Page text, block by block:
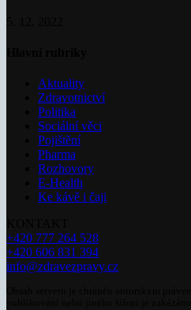
Aktuality
Zdravotnictví
Politika
Sociální věci
Pojištění
Pharma
Rozhovory
E-Health
Ke kávě i čaji
+420 777 264 528
+420 606 831 394
info@zdravezpravy.cz